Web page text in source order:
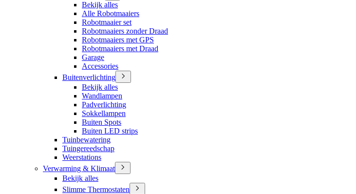
Bekijk alles
Alle Robotmaaiers
Robotmaaier set
Robotmaaiers zonder Draad
Robotmaaiers met GPS
Robotmaaiers met Draad
Garage
Accessories
Buitenverlichting
Bekijk alles
Wandlampen
Padverlichting
Sokkellampen
Buiten Spots
Buiten LED strips
Tuinbewatering
Tuingereedschap
Weerstations
Verwarming & Klimaat
Bekijk alles
Slimme Thermostaten